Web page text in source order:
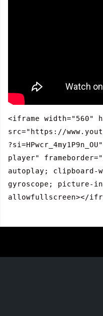
<iframe width="560"
src="https://
player"
autoplay; clipboard-
gyroscope; picture-
allowfullscreen></